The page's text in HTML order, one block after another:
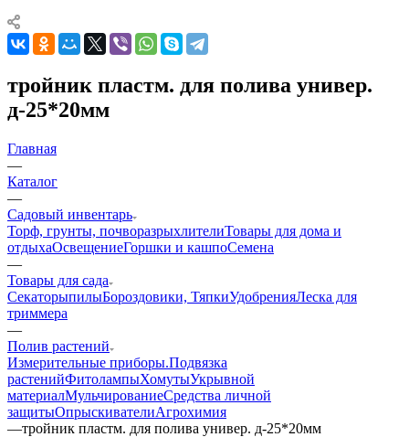
тройник пластм. для полива универ.
д-25*20мм
Главная
—
Каталог
—
Садовый инвентарь
Торф, грунты, почворазрыхлителиТовары для дома и
отдыхаОсвещениеГоршки и кашпоСемена
—
Товары для сада
СекаторыпилыБороздовики, ТяпкиУдобренияЛеска для
триммера
—
Полив растений
Измерительные приборы.Подвязка
растенийФитолампыХомутыУкрывной
материалМульчированиеСредства личной
защитыОпрыскивателиАгрохимия
—тройник пластм. для полива универ. д-25*20мм